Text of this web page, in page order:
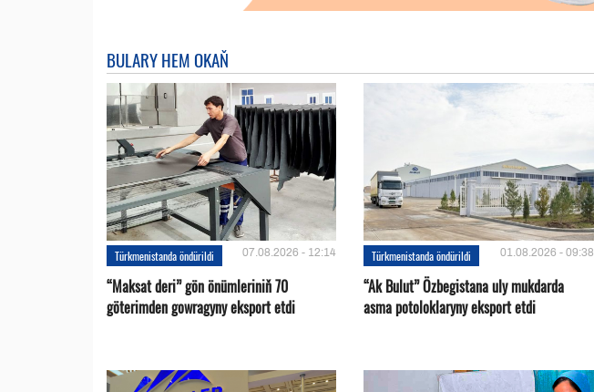
BULARY HEM OKAŇ
Türkmenistanda öndürildi 07.08.2026 - 12:14
“Maksat deri” gön önümleriniň 70
göterimden gowragyny eksport etdi
Türkmenistanda öndürildi 01.08.2026 - 09:38
“Ak Bulut” Özbegistana uly mukdarda
asma potoloklaryny eksport etdi